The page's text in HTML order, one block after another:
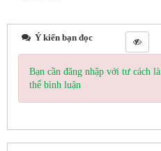
Ý kiến bạn đọc
Bạn cần đăng nhập với tư cách là
thể bình luận